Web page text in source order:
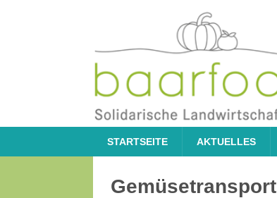
STARTSEITE AKTUELLES
Gemüsetransport